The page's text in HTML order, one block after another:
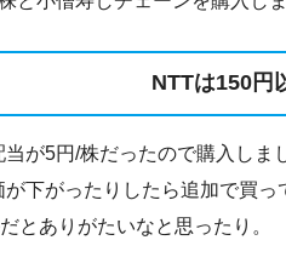
NTTは150円
当が5円/株だったので購入しま
が下がったりしたら追加で買
とありがたいなと思ったり。